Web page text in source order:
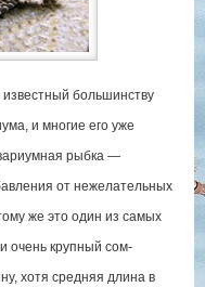
большинству
и многие его уже
рыбка —
от нежелательных
же это один из самых
очень крупный сом-
хотя средняя длина в